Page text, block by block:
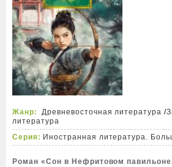
Жанр: Древневосточная литература /
литература
Серия: Иностранная литература.
Роман «Сон в Нефритовом